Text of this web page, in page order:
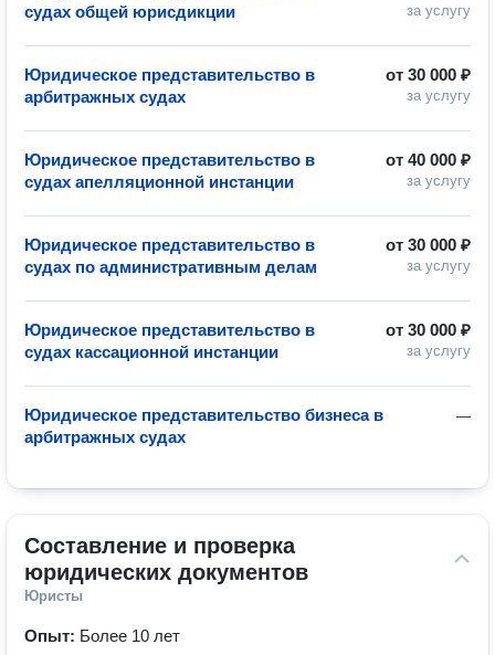
за услугу
судах общей юрисдикции
от 30 000 ₽
за услугу
Юридическое представительство в
арбитражных судах
от 40 000 ₽
за услугу
Юридическое представительство в
судах апелляционной инстанции
от 30 000 ₽
за услугу
Юридическое представительство в
судах по административным делам
от 30 000 ₽
за услугу
Юридическое представительство в
судах кассационной инстанции
—
Юридическое представительство бизнеса в
арбитражных судах
Составление и проверка
юридических документов
Юристы
Опыт: Более 10 лет